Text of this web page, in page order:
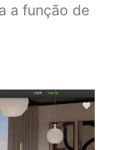
a função de